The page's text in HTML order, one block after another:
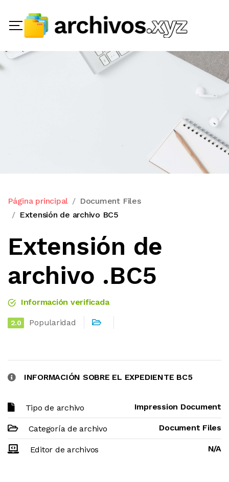
Página principal
Document Files
Extensión de archivo BC5
Extensión de
archivo .BC5
Información verificada
2.0 Popularidad
INFORMACIÓN SOBRE EL EXPEDIENTE BC5
Tipo de archivo Impression Document
Categoría de archivo Document Files
Editor de archivos N/A